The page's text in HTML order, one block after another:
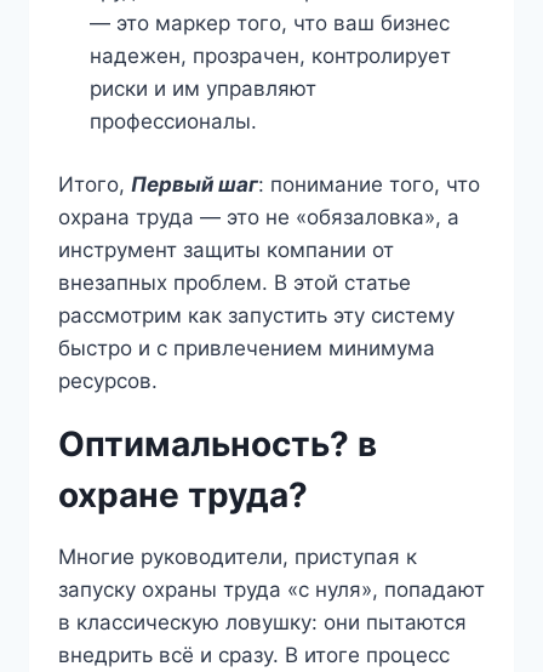
— это маркер того, что ваш бизнес
надежен, прозрачен, контролирует
риски и им управляют
профессионалы.
Итого, Первый шаг: понимание того, что
охрана труда — это не «обязаловка», а
инструмент защиты компании от
внезапных проблем. В этой статье
рассмотрим как запустить эту систему
быстро и с привлечением минимума
ресурсов.
Оптимальность? в
охране труда?
Многие руководители, приступая к
запуску охраны труда «с нуля», попадают
в классическую ловушку: они пытаются
внедрить всё и сразу. В итоге процесс